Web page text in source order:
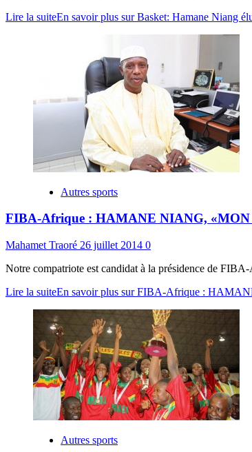
Lire la suiteEn savoir plus sur Basket: Hamane Niang
Autres sports
FIBA-Afrique : HAMANE NIANG,
Mahamet Traoré 26 juillet 2014 0
Notre compatriote est candidat à la présidence de
Lire la suiteEn savoir plus sur FIBA-Afrique :
Autres sports